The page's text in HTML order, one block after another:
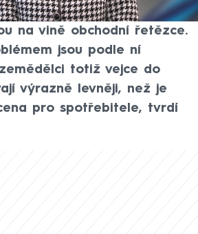
ve vysílání CNN
na vině obchodní řetězce.
jsou podle ní
totiž vejce do
výrazně levněji, než je
pro spotřebitele, tvrdí